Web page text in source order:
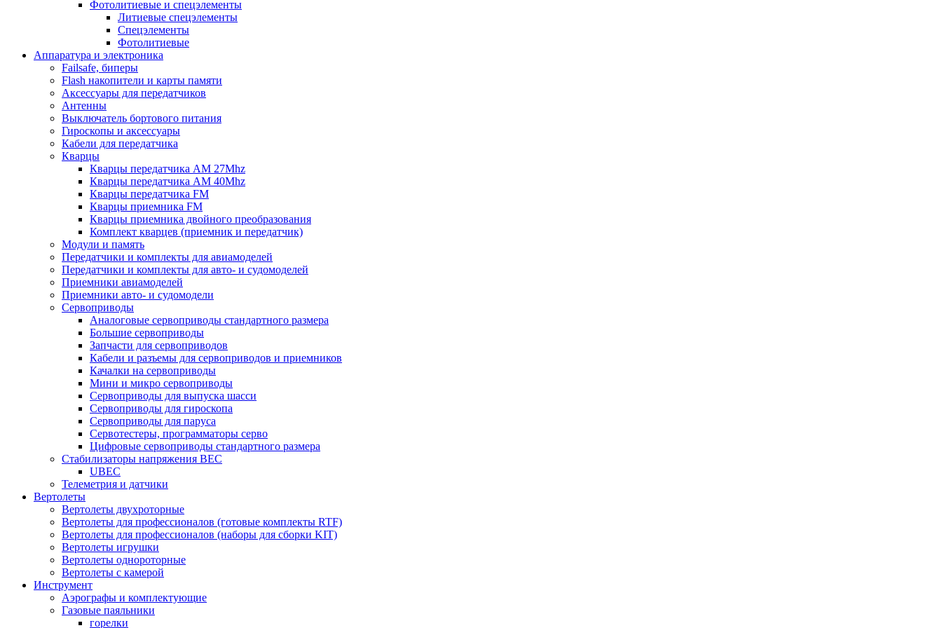
Фотолитиевые и спецэлементы
Литиевые спецэлементы
Спецэлементы
Фотолитиевые
Аппаратура и электроника
Failsafe, биперы
Flash накопители и карты памяти
Аксессуары для передатчиков
Антенны
Выключатель бортового питания
Гироскопы и аксессуары
Кабели для передатчика
Кварцы
Кварцы передатчика AM 27Mhz
Кварцы передатчика AM 40Mhz
Кварцы передатчика FM
Кварцы приемника FM
Кварцы приемника двойного преобразования
Комплект кварцев (приемник и передатчик)
Модули и память
Передатчики и комплекты для авиамоделей
Передатчики и комплекты для авто- и судомоделей
Приемники авиамоделей
Приемники авто- и судомодели
Сервоприводы
Аналоговые сервоприводы стандартного размера
Большие сервоприводы
Запчасти для сервоприводов
Кабели и разъемы для сервоприводов и приемников
Качалки на сервоприводы
Мини и микро сервоприводы
Сервоприводы для выпуска шасси
Сервоприводы для гироскопа
Сервоприводы для паруса
Сервотестеры, программаторы серво
Цифровые сервоприводы стандартного размера
Стабилизаторы напряжения BEC
UBEC
Телеметрия и датчики
Вертолеты
Вертолеты двухроторные
Вертолеты для профессионалов (готовые комплекты RTF)
Вертолеты для профессионалов (наборы для сборки KIT)
Вертолеты игрушки
Вертолеты однороторные
Вертолеты с камерой
Инструмент
Аэрографы и комплектующие
Газовые паяльники
горелки